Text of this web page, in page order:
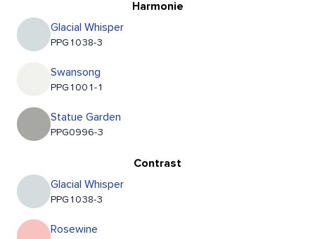
Harmonie
Glacial Whisper
PPG1038-3
Swansong
PPG1001-1
Statue Garden
PPG0996-3
Contrast
Glacial Whisper
PPG1038-3
Rosewine